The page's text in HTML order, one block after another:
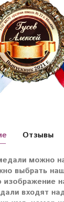
можно
выбрать
входят
Отзывы